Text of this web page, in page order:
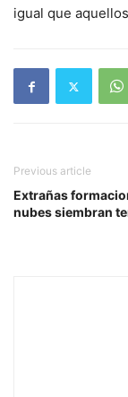
igual que
Previous article
Extrañas
nubes siembran